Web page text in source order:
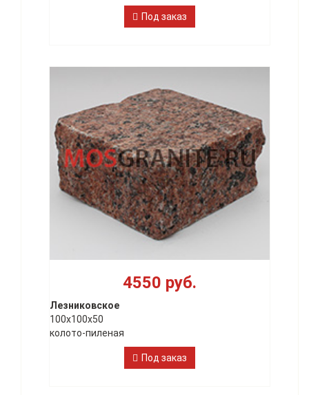
Под заказ
4550 руб.
Лезниковское
100х100х50
колото-пиленая
Под заказ